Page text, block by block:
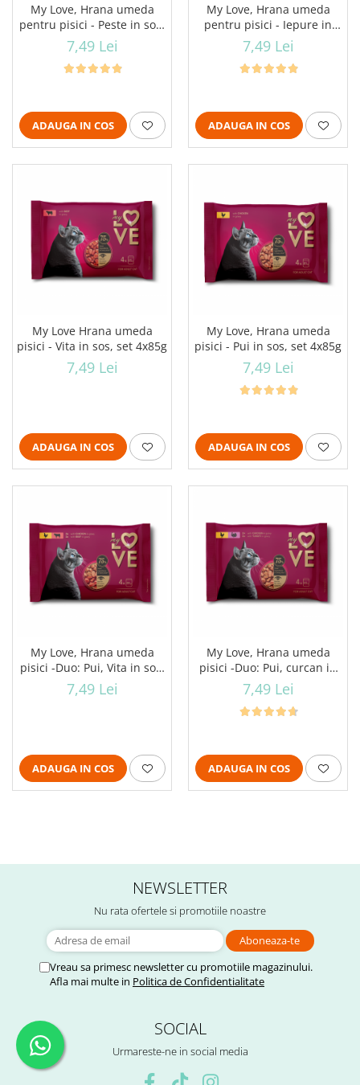
My Love, Hrana umeda
pentru pisici - Peste in sos,
set 4x85g
7,49 Lei
ADAUGA IN COS
My Love, Hrana umeda
pentru pisici - Iepure in
sos, set 4x85g
7,49 Lei
ADAUGA IN COS
My Love Hrana umeda
pisici - Vita in sos, set 4x85g
7,49 Lei
ADAUGA IN COS
My Love, Hrana umeda
pisici - Pui in sos, set 4x85g
7,49 Lei
ADAUGA IN COS
My Love, Hrana umeda
pisici -Duo: Pui, Vita in sos,
set 4x85g
7,49 Lei
ADAUGA IN COS
My Love, Hrana umeda
pisici -Duo: Pui, curcan in
sos, set 4x85g
7,49 Lei
ADAUGA IN COS
NEWSLETTER
Nu rata ofertele si promotiile noastre
Vreau sa primesc newsletter cu promotiile magazinului.
Afla mai multe in Politica de Confidentialitate
SOCIAL
Urmareste-ne in social media